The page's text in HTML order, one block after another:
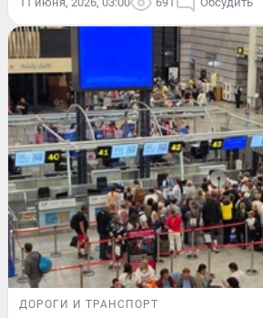
ДОРОГИ И ТРАНСПОРТ